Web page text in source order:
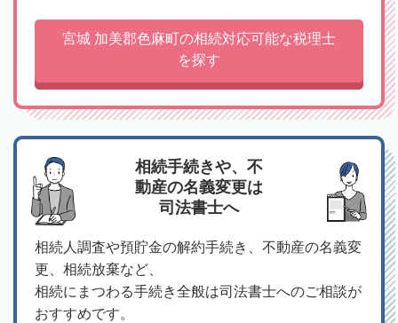
宮城 加美郡色麻町の相続対応可能な税理士
を探す
相続手続きや、不
動産の名義変更は
司法書士へ
相続人調査や預貯金の解約手続き、不動産の名義変
更、相続放棄など、
相続にまつわる手続き全般は司法書士へのご相談が
おすすめです。